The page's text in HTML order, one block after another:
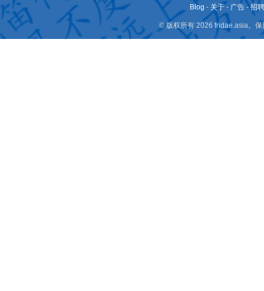
Blog - 关于 - 广告 -招
© 版权所有 2026 fridae.asia。